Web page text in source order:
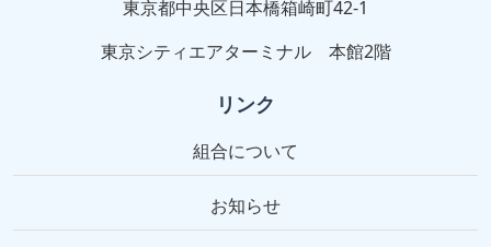
東京都中央区日本橋箱崎町42-1
東京シティエアターミナル 本館2階
リンク
組合について
お知らせ